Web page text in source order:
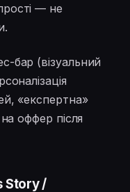
— не
бар (візуальний
«експертна»
оффер після
Story /